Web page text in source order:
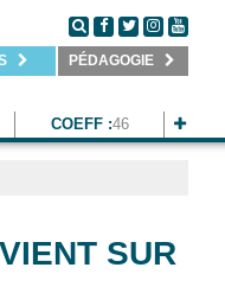
PÉDAGOGIE
COEFF :46
SUR